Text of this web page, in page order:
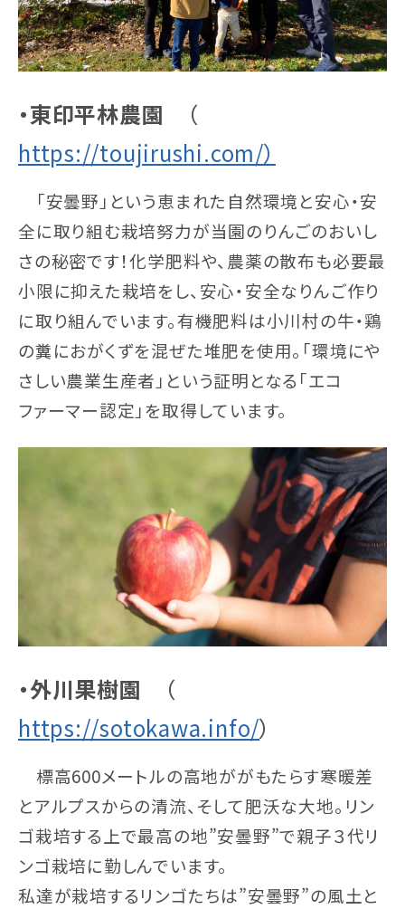
・東印平林農園 （
https://toujirushi.com/）
「安曇野」という恵まれた自然環境と安心・安
全に取り組む栽培努力が当園のりんごのおいし
さの秘密です！化学肥料や、農薬の散布も必要最
小限に抑えた栽培をし、安心・安全なりんご作り
に取り組んでいます。有機肥料は小川村の牛・鶏
の糞におがくずを混ぜた堆肥を使用。「環境にや
さしい農業生産者」という証明となる「エコ
ファーマー認定」を取得しています。
・外川果樹園 （
https://sotokawa.info/）
標高600メートルの高地ががもたらす寒暖差
とアルプスからの清流、そして肥沃な大地。リン
ゴ栽培する上で最高の地”安曇野”で親子３代リ
ンゴ栽培に勤しんでいます。
私達が栽培するリンゴたちは”安曇野”の風土と